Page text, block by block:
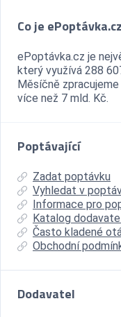
Co je ePoptávka.cz
ePoptávka.cz je
který využívá 288
Měsíčně
více než 7 mld. Kč.
Poptávající
Zadat poptávku
Vyhledat v
Informace pro
Katalog
Často kladené
Obchodní
Dodavatel